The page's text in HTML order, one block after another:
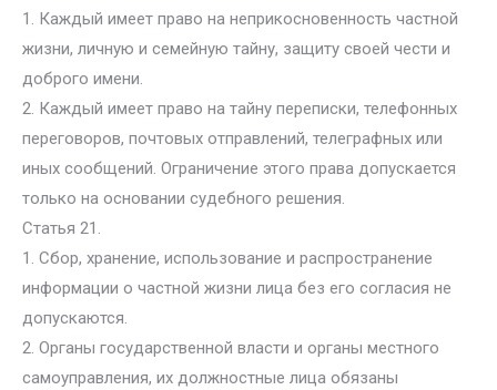
1. Каждый имеет право на неприкосновенность частной
жизни, личную и семейную тайну, защиту своей чести и
доброго имени.
2. Каждый имеет право на тайну переписки, телефонных
переговоров, почтовых отправлений, телеграфных или
иных сообщений. Ограничение этого права допускается
только на основании судебного решения.
Статья 21.
1. Сбор, хранение, использование и распространение
информации о частной жизни лица без его согласия не
допускаются.
2. Органы государственной власти и органы местного
самоуправления, их должностные лица обязаны